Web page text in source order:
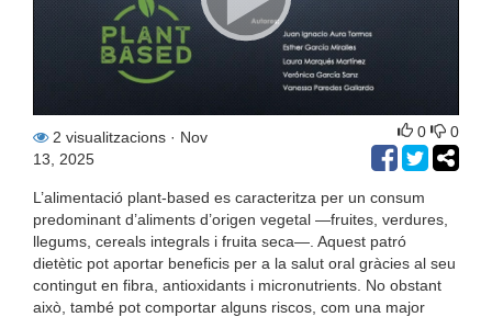
2 visualitzacions · Nov
13, 2025
0 0
L’alimentació plant-based es caracteritza per un consum
predominant d’aliments d’origen vegetal —fruites, verdures,
llegums, cereals integrals i fruita seca—. Aquest patró
dietètic pot aportar beneficis per a la salut oral gràcies al seu
contingut en fibra, antioxidants i micronutrients. No obstant
això, també pot comportar alguns riscos, com una major